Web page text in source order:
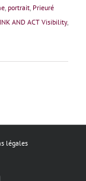
, portrait, Prieuré
AND ACT Visibility,
légales
YouTube